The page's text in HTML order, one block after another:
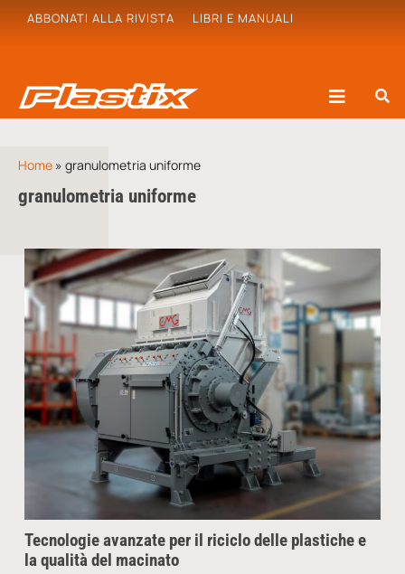
ABBONATI ALLA RIVISTA LIBRI E MANUALI
Home » granulometria uniforme
granulometria uniforme
Tecnologie avanzate per il riciclo delle plastiche e
la qualità del macinato